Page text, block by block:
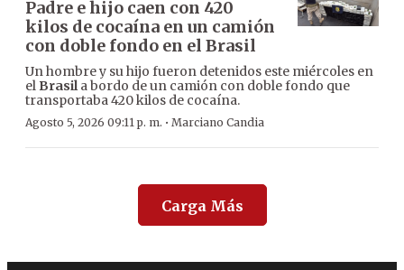
Padre e hijo caen con 420
kilos de cocaína en un camión
con doble fondo en el Brasil
Un hombre y su hijo fueron detenidos este miércoles en
el Brasila bordo de un camión con doble fondo que
transportaba 420 kilos de cocaína.
Agosto 5, 2026 09:11 p. m. · Marciano Candia
Carga Más